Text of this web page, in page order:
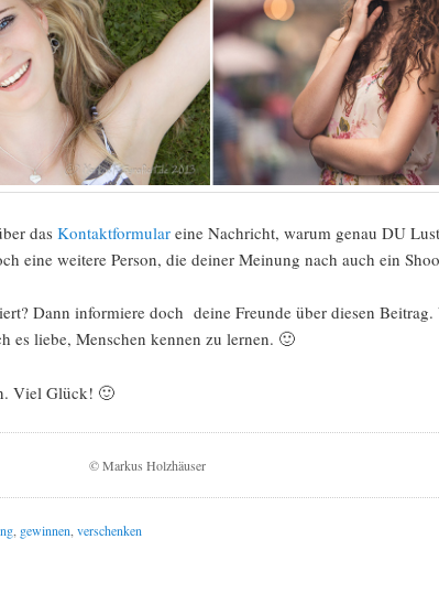
dasKontaktformular eine Nachricht, warum genau DU
eine weitere Person, die deiner Meinung nach auch ein
Dann informiere doch deine Freunde über diesen
es liebe, Menschen kennen zu lernen. 🙂
Viel Glück! 🙂
© Markus Holzhäuser
gewinnen ,verschenken